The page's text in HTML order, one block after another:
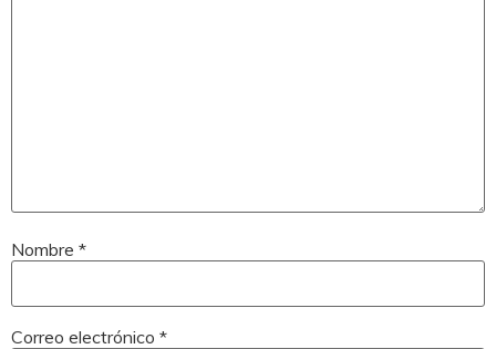
Nombre *
Correo electrónico *